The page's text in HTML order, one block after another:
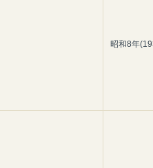
昭和8年